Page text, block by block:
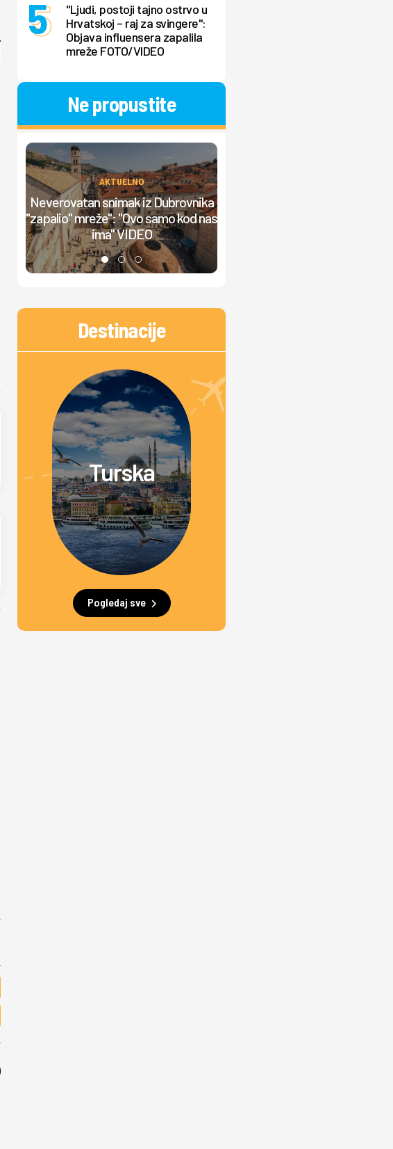
"Ljudi, postoji tajno ostrvo u
Hrvatskoj – raj za svingere":
Objava influensera zapalila
mreže FOTO/VIDEO
Ne propustite
AKTUELNO
Neverovatan snimak iz Dubrovnika
"zapalio" mreže": "Ovo samo kod nas
ima" VIDEO
Destinacije
Turska
Pogledaj sve